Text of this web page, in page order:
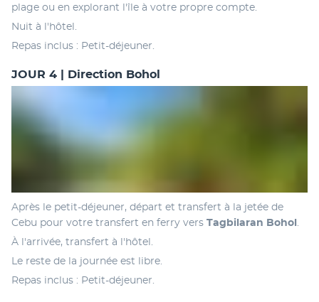
plage ou en explorant l'île à votre propre compte.
Nuit à l'hôtel.
Repas inclus : Petit-déjeuner.
JOUR 4 | Direction Bohol
Après le petit-déjeuner, départ et transfert à la jetée de
Cebu pour votre transfert en ferry vers Tagbilaran Bohol
À l'arrivée, transfert à l'hôtel.
Le reste de la journée est libre.
Repas inclus : Petit-déjeuner.